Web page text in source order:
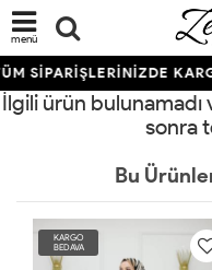
menü
SİPARİŞLERİNİZDE
İlgili ürün bulunamadı
sonra
Bu
KARGO
BEDAVA